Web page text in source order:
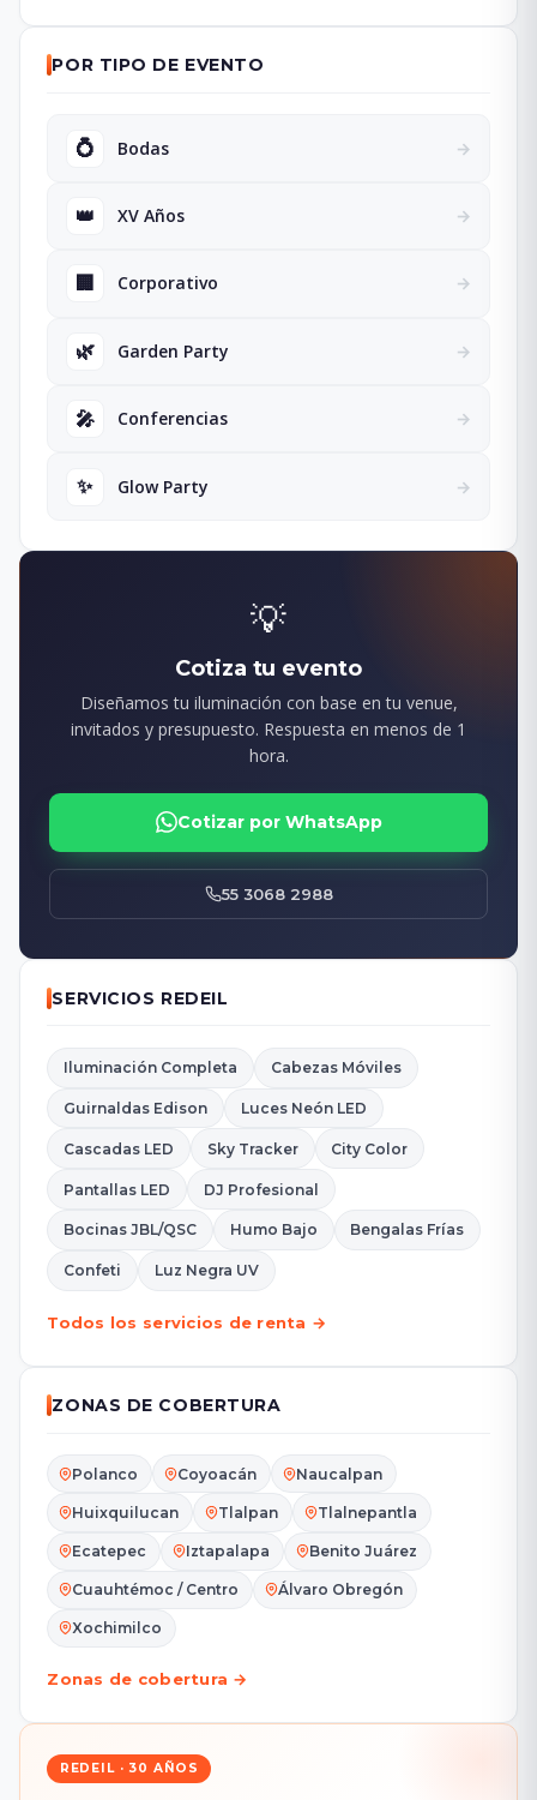
POR TIPO DE EVENTO
💍 Bodas →
👑 XV Años →
🏢 Corporativo →
🌿 Garden Party →
🎤 Conferencias →
✨ Glow Party →
💡
Cotiza tu evento
Diseñamos tu iluminación con base en tu venue,
invitados y presupuesto. Respuesta en menos de 1
hora.
Cotizar por WhatsApp
55 3068 2988
SERVICIOS REDEIL
Iluminación Completa Cabezas Móviles
Guirnaldas Edison Luces Neón LED
Cascadas LED Sky Tracker City Color
Pantallas LED DJ Profesional
Bocinas JBL/QSC Humo Bajo Bengalas Frías
Confeti Luz Negra UV
Todos los servicios de renta →
ZONAS DE COBERTURA
Polanco Coyoacán Naucalpan
Huixquilucan Tlalpan Tlalnepantla
Ecatepec Iztapalapa Benito Juárez
Cuauhtémoc / Centro Álvaro Obregón
Xochimilco
Zonas de cobertura →
REDEIL · 30 AÑOS